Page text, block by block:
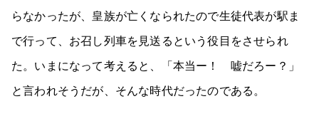
らなかったが、皇族が亡くなられたので生徒代表が駅ま
で行って、お召し列車を見送るという役目をさせられ
た。いまになって考えると、「本当ー！ 嘘だろー？」
と言われそうだが、そんな時代だったのである。